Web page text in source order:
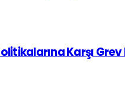
Karşı